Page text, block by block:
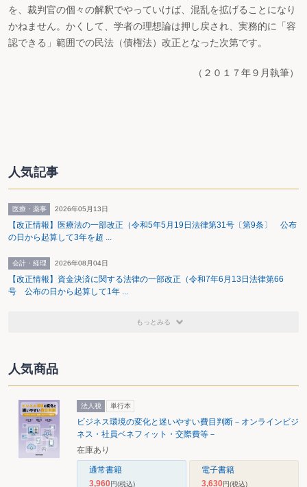
を、裁判官の個々の解釈でやっていけば、混乱を拡げることになり
かねません。かくして、学者の理想論は押し戻され、実務的に「容
認できる」範囲での民法（債権法）改正となった次第です。
（２０１７年９月執筆）
人気記事
医療・薬事 2026年05月13日
【改正情報】医療法の一部改正（令和5年5月19日法律第31号〔第9条〕 公布
の日から起算して3年を超 ...
会計・経理 2026年08月04日
【改正情報】資金決済に関する法律の一部改正（令和7年6月13日法律第66
号 公布の日から起算して1年 ...
もっとみる
人気商品
法人税 単行本
ビジネス環境の変化と迷いやすい費目判断－オンラインビジ
ネス・社員ベネフィット・交際費等－
在庫あり
通常書籍
3,960円(税込)
電子書籍
3,630円(税込)